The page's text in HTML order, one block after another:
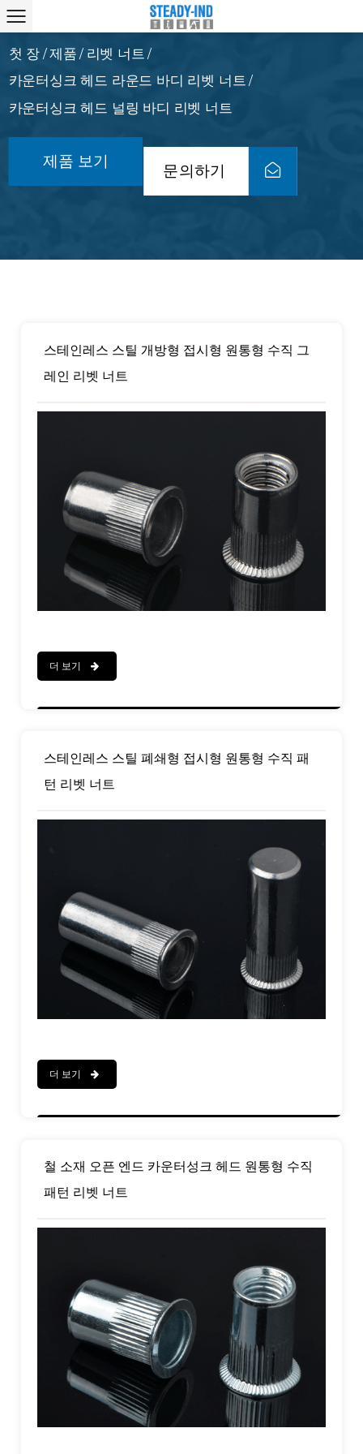
첫 장 /제품 / 리벳 너트 /
카운터싱크 헤드 라운드 바디 리벳 너트 /
카운터싱크 헤드 널링 바디 리벳 너트
제품 보기
문의하기
스테인레스 스틸 개방형 접시형 원통형 수직 그
레인 리벳 너트
더 보기
스테인레스 스틸 폐쇄형 접시형 원통형 수직 패
턴 리벳 너트
더 보기
철 소재 오픈 엔드 카운터성크 헤드 원통형 수직
패턴 리벳 너트